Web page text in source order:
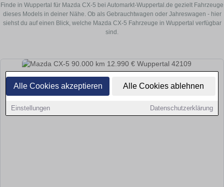
Alle Cookies akzeptieren Alle Cookies ablehnen
Einstellungen Datenschutzerklärung
Finde in Wuppertal für Mazda CX-5 bei Automarkt-Wuppertal.de gezielt Fahrzeuge
dieses Models in deiner Nähe. Ob als Gebrauchtwagen oder Jahreswagen - hier
siehst du auf einen Blick, welche Mazda CX-5 Fahrzeuge in Wuppertal verfügbar
sind.